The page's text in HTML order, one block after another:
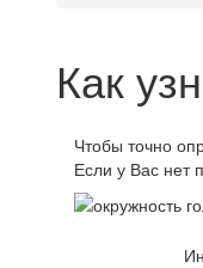
Как
Чтобы точно
Если у Вас нет